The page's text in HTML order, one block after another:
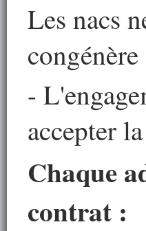
Les nacs
-
accepter
Chaque
contrat :